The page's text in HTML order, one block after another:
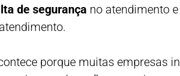
de segurança no atendimento e
porque muitas empresas